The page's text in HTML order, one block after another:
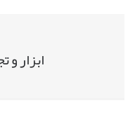
ابزار